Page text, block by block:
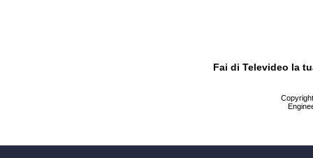
Fai di Televideo la